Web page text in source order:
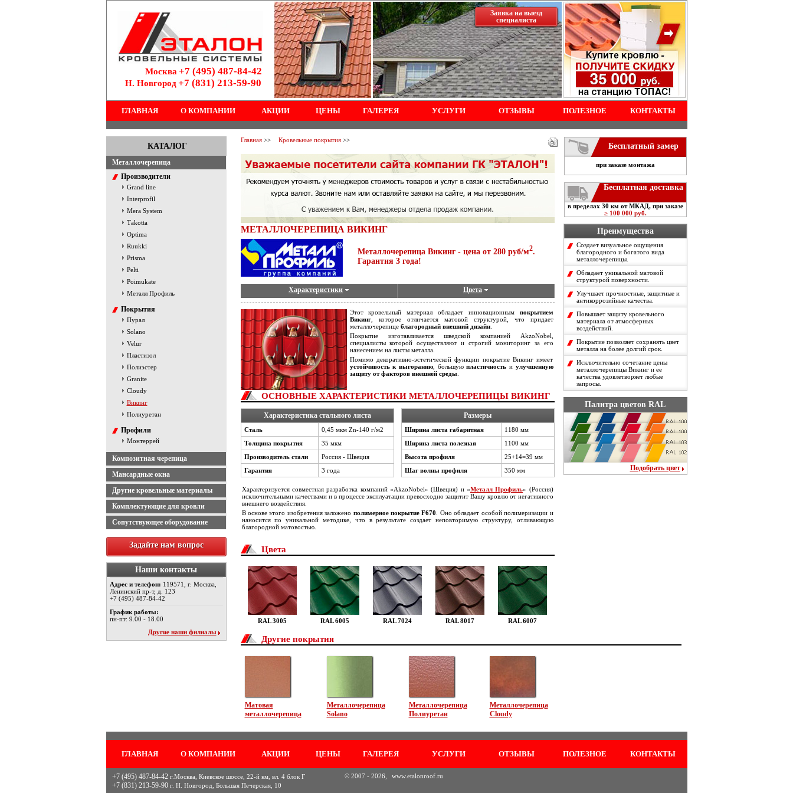
Москва +7 (495) 487-84-42
Н. Новгород +7 (831) 213-59-90
Заявка на выезд
специалиста
ГЛАВНАЯ О КОМПАНИИ АКЦИИ ЦЕНЫ ГАЛЕРЕЯ УСЛУГИ ОТЗЫВЫ ПОЛЕЗНОЕ КОНТАКТЫ
КАТАЛОГ
Металлочерепица
Производители
Grand line
Interprofil
Mera System
Тakotta
Optima
Ruukki
Prisma
Pelti
Poimukate
Металл Профиль
Покрытия
Пурал
Solano
Velur
Пластизол
Полиэстер
Granite
Cloudy
Викинг
Полиуретан
Профили
Монтеррей
Композитная черепица
Мансардные окна
Другие кровельные материалы
Комплектующие для кровли
Сопутствующее оборудование
Задайте нам вопрос
Наши контакты
Адрес и телефон: 119571, г. Москва,
Ленинский пр-т, д. 123
+7 (495) 487-84-42
График работы:
пн-пт: 9.00 - 18.00
Другие наши филиалы
Бесплатный замер
при заказе монтажа
Бесплатная доставка
в пределах 30 км от МКАД, при заказе
≥ 100 000 руб.
Преимущества
Создает визуальное ощущения
благородного и богатого вида
металлочерепицы.
Обладает уникальной матовой
структурой поверхности.
Улучшает прочностные, защитные и
антикоррозийные качества.
Повышает защиту кровельного
материала от атмосферных
воздействий.
Покрытие позволяет сохранять цвет
металла на более долгий срок.
Исключительно сочетание цены
металлочерепицы Викинг и ее
качества удовлетворяет любые
запросы.
Палитра цветов RAL
Подобрать цвет
Главная>> Кровельные покрытия>>
МЕТАЛЛОЧЕРЕПИЦА ВИКИНГ
Металлочерепица Викинг - цена от 280 руб/м2.
Гарантия 3 года!
Характеристики Цвета
Этот кровельный материал обладает инновационным покрытием
Викинг, которое отличается матовой структурой, что придает
металлочерепице благородный внешний дизайн.
Покрытие изготавливается шведской компанией AkzoNobel,
специалисты которой осуществляют и строгий мониторинг за его
нанесением на листы металла.
Помимо декоративно-эстетической функции покрытие Викинг имеет
устойчивость к выгоранию, большуюпластичность и улучшенную
защиту от факторов внешней среды.
ОСНОВНЫЕ ХАРАКТЕРИСТИКИ МЕТАЛЛОЧЕРЕПИЦЫ ВИКИНГ
Размеры
Ширина листа габаритная
1180 мм
Ширина листа полезная
1100 мм
Высота профиля
25+14=39 мм
Шаг волны профиля
350 мм
Характеристика стального листа
Сталь
0,45 мкм Zn-140 г/м2
Толщина покрытия
35 мкм
Производитель стали
Россия - Швеция
Гарантия
3 года
Характеризуется совместная разработка компаний «AkzoNobel» (Швеция) и «Металл Профиль» (Россия)
исключительными качествами и в процессе эксплуатации превосходно защитит Вашу кровлю от негативного
внешнего воздействия.
В основе этого изобретения заложено полимерное покрытие F670
. Оно обладает особой полимеризации и
наносится по уникальной методике, что в результате создает неповторимую структуру, отливающую
благородной матовостью.
Цвета
RAL 3005 RAL 6005 RAL 7024 RAL 8017 RAL 6007
Другие покрытия
Матовая
металлочерепица
Металлочерепица
Solano
Металлочерепица
Полиуретан
Металлочерепица
Cloudy
ГЛАВНАЯ О КОМПАНИИ АКЦИИ ЦЕНЫ ГАЛЕРЕЯ УСЛУГИ ОТЗЫВЫ ПОЛЕЗНОЕ КОНТАКТЫ
+7 (495) 487-84-42г.Москва, Киевское шоссе, 22-й км, вл. 4 блок Г
+7 (831) 213-59-90г. Н. Новгород, Большая Печерская, 10
© 2007 - 2026, www.etalonroof.ru